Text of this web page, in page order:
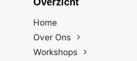
Home
Over Ons
Workshops